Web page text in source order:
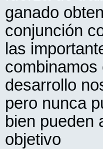
ganado
conjunción
las
desarrollo
pero nunca
bien pueden
objetivo